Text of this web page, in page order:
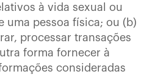
à vida sexual ou
uma pessoa física; ou (b)
processar transações
forma fornecer à
consideradas